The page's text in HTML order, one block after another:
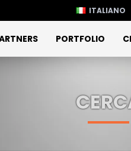
ITALIANO
PORTFOLIO